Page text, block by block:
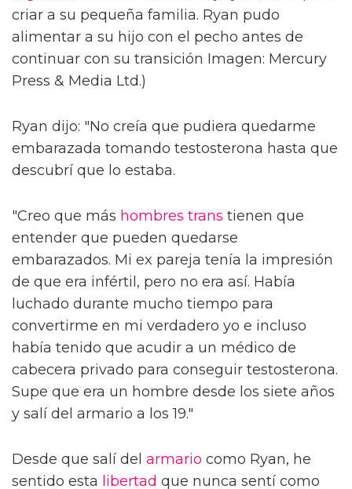
criar a su pequeña familia. Ryan pudo
alimentar a su hijo con el pecho antes de
continuar con su transición Imagen: Mercury
Press & Media Ltd.)
Ryan dijo: "No creía que pudiera quedarme
embarazada tomando testosterona hasta que
descubrí que lo estaba.
"Creo que más hombres trans tienen que
entender que pueden quedarse
embarazados. Mi ex pareja tenía la impresión
de que era infértil, pero no era así. Había
luchado durante mucho tiempo para
convertirme en mi verdadero yo e incluso
había tenido que acudir a un médico de
cabecera privado para conseguir testosterona.
Supe que era un hombre desde los siete años
y salí del armario a los 19."
Desde que salí del armario como Ryan, he
sentido esta libertad que nunca sentí como